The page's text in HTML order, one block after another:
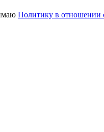
Политику в отношении